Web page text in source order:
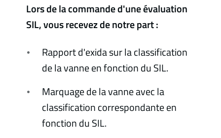
Lors de la commande d'une évaluation
SIL, vous recevez de notre part :
Rapport d'exida sur la classification
de la vanne en fonction du SIL.
Marquage de la vanne avec la
classification correspondante en
fonction du SIL.